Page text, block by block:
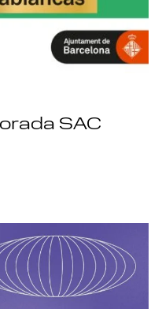
SAC